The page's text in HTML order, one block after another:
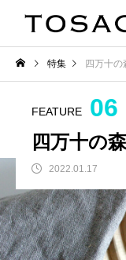
特集 四万十の
FEATURE 06
四万十の
2022.01.17